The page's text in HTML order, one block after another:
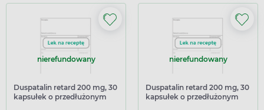
nierefundowany
Duspatalin retard 200 mg, 30
kapsułek o przedłużonym
nierefundowany
Duspatalin retard 200 mg, 30
kapsułek o przedłużonym